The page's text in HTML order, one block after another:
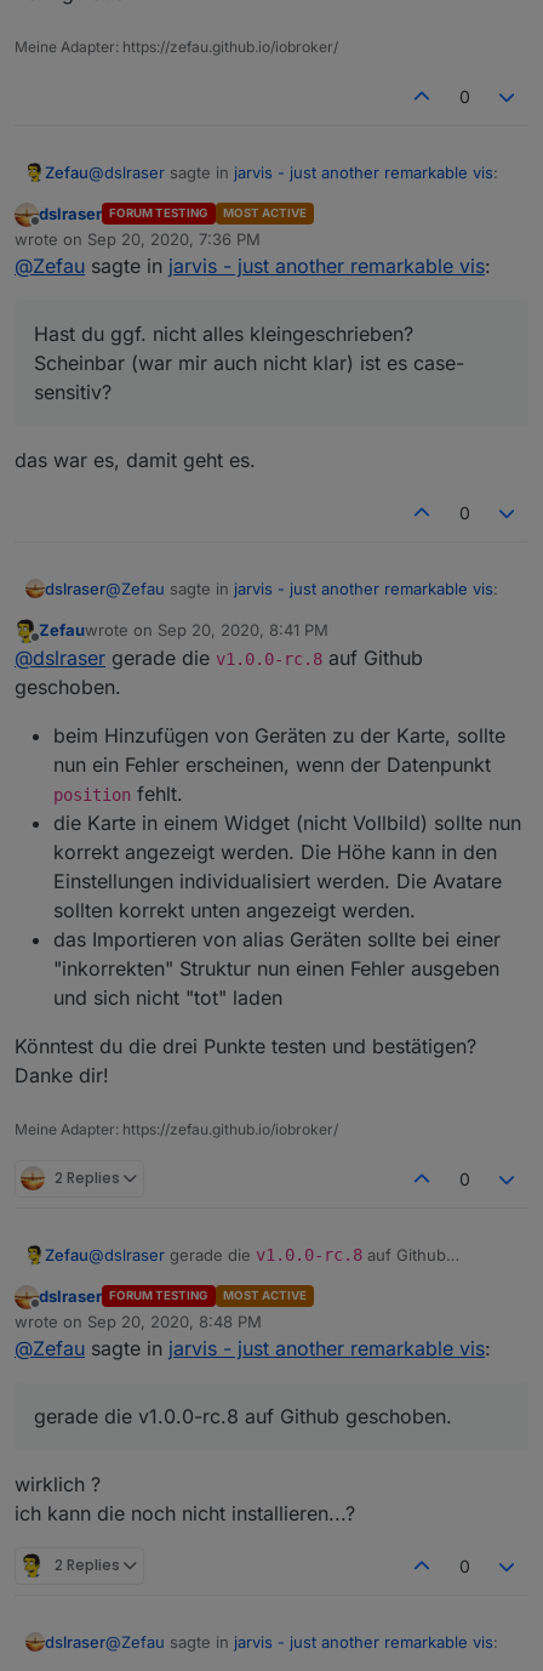
Meine Adapter: https://zefau.github.io/iobroker/
0
Zefau@dslraser sagte in jarvis - just another remarkable vis:
Wie müssen die Datenpunkte für die Geräte mit
Position aussehen ? Ich habe schon einige
probiert, aber es lässt sich kein Gerät einfügen.
Hast du ggf. nicht alles kleingeschrieben? Scheinbar
(war mir auch nicht klar) ist es case-sensitiv?
Offline
dslraser FORUM TESTING MOST ACTIVE
wrote on Sep 20, 2020, 7:36 PM
last edited by
@Zefau sagte in jarvis - just another remarkable vis:
Hast du ggf. nicht alles kleingeschrieben?
Scheinbar (war mir auch nicht klar) ist es case-
sensitiv?
das war es, damit geht es.
0
dslraser@Zefau sagte in jarvis - just another remarkable vis:
Hast du ggf. nicht alles kleingeschrieben?
das war es, damit geht es.
Offline
Zefauwrote on Sep 20, 2020, 8:41 PM
last edited by
@dslraser gerade die v1.0.0-rc.8 auf Github
geschoben.
beim Hinzufügen von Geräten zu der Karte, sollte
nun ein Fehler erscheinen, wenn der Datenpunkt
position fehlt.
die Karte in einem Widget (nicht Vollbild) sollte nun
korrekt angezeigt werden. Die Höhe kann in den
Einstellungen individualisiert werden. Die Avatare
sollten korrekt unten angezeigt werden.
das Importieren von alias Geräten sollte bei einer
"inkorrekten" Struktur nun einen Fehler ausgeben
und sich nicht "tot" laden
Könntest du die drei Punkte testen und bestätigen?
Danke dir!
Meine Adapter: https://zefau.github.io/iobroker/
2 Replies 0
Zefau@dslraser gerade die v1.0.0-rc.8 auf Github
beim Hinzufügen von Geräten zu der Karte, sollte
nun ein Fehler erscheinen, wenn der Datenpunkt
positionfehlt.
Einstellungen individualisiert werden. Die Avatare
und sich nicht "tot" laden
Könntest du die drei Punkte testen und bestätigen?
Danke dir!
Offline
dslraser FORUM TESTING MOST ACTIVE
wrote on Sep 20, 2020, 8:48 PM
last edited by
@Zefau sagte in jarvis - just another remarkable vis:
gerade die v1.0.0-rc.8 auf Github geschoben.
wirklich ?
ich kann die noch nicht installieren...?
2 Replies 0
dslraser@Zefau sagte in jarvis - just another remarkable vis: